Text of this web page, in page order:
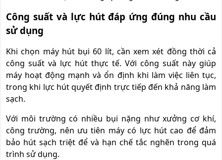
Công suất và lực hút đáp ứng đúng nhu cầu
sử dụng
Khi chọn máy hút bụi 60 lít, cần xem xét đồng thời cả
công suất và lực hút thực tế. Với công suất này giúp
máy hoạt động mạnh và ổn định khi làm việc liên tục,
trong khi lực hút quyết định trực tiếp đến khả năng làm
sạch.
Với môi trường có nhiều bụi nặng như xưởng cơ khí,
công trường, nên ưu tiên máy có lực hút cao để đảm
bảo hút sạch triệt để và hạn chế tắc nghẽn trong quá
trình sử dụng.